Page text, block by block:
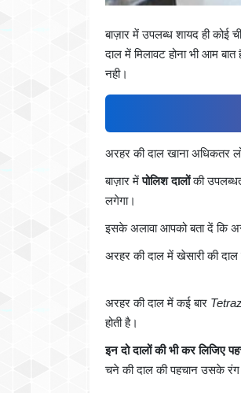
बाज़ार में उपलब्ध शायद ही कोई
दाल में मिलावट होना भी आम
नही।
अरहर की दाल खाना अधिकतर
बाज़ार मेंपोलिश दालोंकी
लगेगा।
इसके अलावा आपको बता दें कि
अरहर की दाल में खेसारी की
अरहर की दाल में कई बार
होती है।
इन दो दालों की भी कर लिजिए
चने की दाल की पहचान उसके